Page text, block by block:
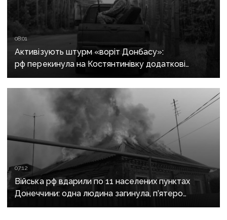
08:01
Активізують штурм «воріт Донбасу»:
рф перекинула на Костянтинівку додаткові
підрозділи й поновила атаки тритонними
авіабомбами
07:12
Війська рф вдарили по 11 населених пунктах
Донеччини: одна людина загинула, п’ятеро
поранені